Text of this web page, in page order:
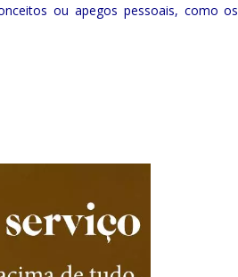
ou apegos pessoais, como os